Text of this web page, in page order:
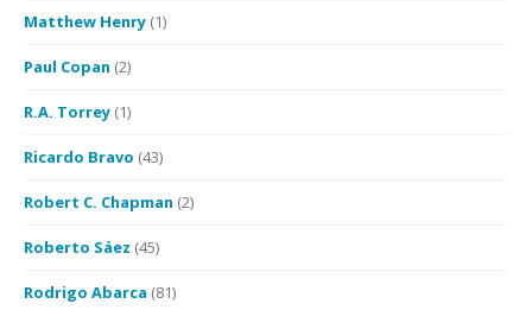
Matthew Henry (1)
Paul Copan (2)
R.A. Torrey (1)
Ricardo Bravo (43)
Robert C. Chapman (2)
Roberto Sáez (45)
Rodrigo Abarca (81)